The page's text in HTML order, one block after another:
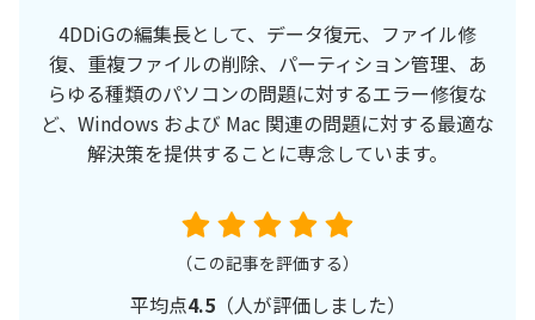
4DDiGの編集長として、データ復元、ファイル修
復、重複ファイルの削除、パーティション管理、あ
らゆる種類のパソコンの問題に対するエラー修復な
ど、Windows および Mac 関連の問題に対する最適な
解決策を提供することに専念しています。
（この記事を評価する）
平均点4.5（人が評価しました）